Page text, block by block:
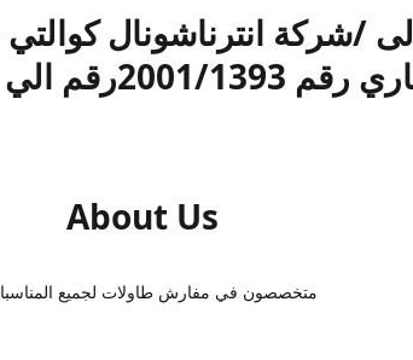
/شركة انترناشونال
2001/1393رقم الي 17439546
About Us
متخصصون في مفارش طاولات لجميع